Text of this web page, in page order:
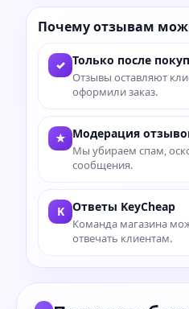
Почему отзывам
✓ Только после
Отзывы оставляют
оформили заказ.
★ Модерация
Мы убираем спам,
сообщения.
K Ответы KeyCheap
Команда магазина
отвечать клиентам.